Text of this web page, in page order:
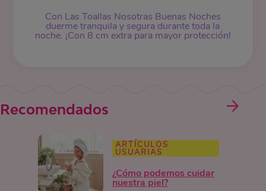
Con Las Toallas Nosotras Buenas Noches
duerme tranquila y segura durante toda la
noche. ¡Con 8 cm extra para mayor protección!
Recomendados
ARTÍCULOS
USUARIAS
¿Cómo podemos cuidar
nuestra piel?